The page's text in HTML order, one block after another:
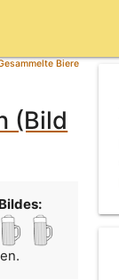
Biere
(Bild